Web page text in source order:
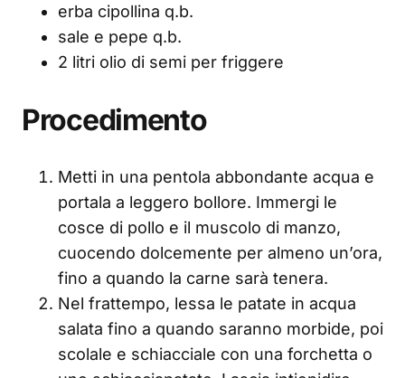
erba cipollina q.b.
sale e pepe q.b.
2 litri olio di semi per friggere
Procedimento
Metti in una pentola abbondante acqua e
portala a leggero bollore. Immergi le
cosce di pollo e il muscolo di manzo,
cuocendo dolcemente per almeno un’ora,
fino a quando la carne sarà tenera.
Nel frattempo, lessa le patate in acqua
salata fino a quando saranno morbide, poi
scolale e schiacciale con una forchetta o